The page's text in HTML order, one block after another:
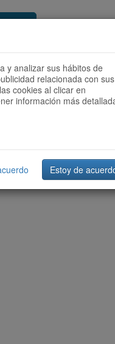
Registrate ahora
funciona
Ordenar por: Más recientes
y analizar sus hábitos de
relacionada con sus
cookies al clicar en
información más
Estoy de